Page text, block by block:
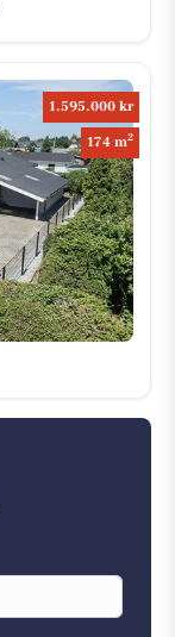
1.595.000 kr
174 m2